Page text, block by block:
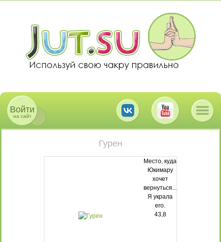
Войти
на сайт
Гурен
Место, куда
Юкимару
хочет
вернуться...
Я украла
его.
43,8